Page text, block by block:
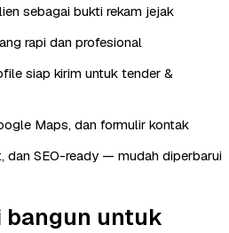
sebagai bukti rekam jejak
rapi dan profesional
siap kirim untuk tender &
Maps, dan formulir kontak
dan SEO-ready — mudah diperbarui
bangun untuk